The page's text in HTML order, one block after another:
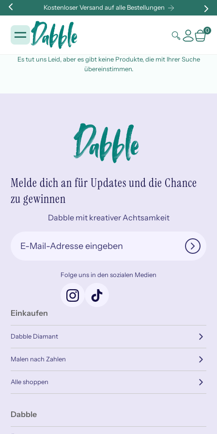
Kostenloser Versand auf alle Bestellungen
0
Es tut uns Leid, aber es gibt keine Produkte, die mit Ihrer Suche
übereinstimmen.
Melde dich an für Updates und die Chance
zu gewinnen
Dabble mit kreativer Achtsamkeit
Folge uns in den sozialen Medien
Einkaufen
Dabble Diamant
Malen nach Zahlen
Alle shoppen
Dabble